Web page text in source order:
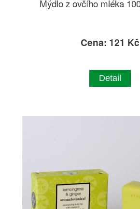
Mýdlo z ovčího mléka
Cena: 121 Kč
Detail